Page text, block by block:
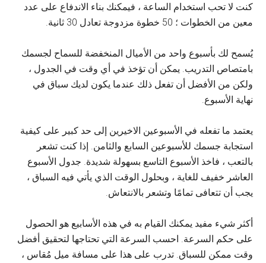
كنت لا تحب استخدام الساعة ، فيمكنك بناء الاندفاع على عدد
معين من الخطوات ؛ 50 خطوة مزدوجة تعادل 30 ثانية.
يُسمح لك بأسبوع واحد من الأميال المنخفضة للسماح لجسمك
بامتصاص التدريب. يمكن أن تؤخذ في أي وقت في الجدول ،
ولكن من الأفضل أن تفعل ذلك عندما يكون لديك سباق في
نهاية الأسبوع.
يعتمد ما تفعله في الأسبوعين الاخيرين إلى حد كبير على كيفية
استجابة جسمك للأسبوعين السابع والثامن. إذا كنت تشعر
بالتعب ، فاخذ الأسبوع التاسع بسهولة شديدة. جدول الأسبوع
العاشر خفيف للغاية ، وبحلول الوقت الذي يأتي فيه السباق ،
يجب أن تتعافى تمامًا وتشعر بالانتعاش.
أكثر شيء مفيد يمكنك القيام به في هذه الأسابيع هو الحصول
على حكم السرعة. احسب السرعة التي تحتاجها لتحقيق أفضل
وقت ممكن للسباق. تدرب على هذا على مسافة ميل مُقاس ،